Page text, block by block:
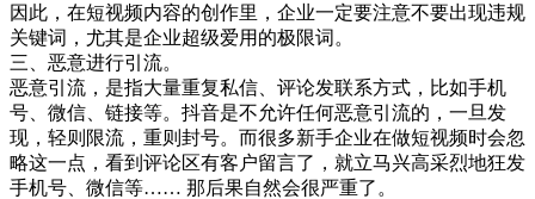
因此，在短视频内容的创作里，企业一定要注意不要出现违规
关键词，尤其是企业超级爱用的极限词。
三、恶意进行引流。
恶意引流，是指大量重复私信、评论发联系方式，比如手机
号、微信、链接等。抖音是不允许任何恶意引流的，一旦发
现，轻则限流，重则封号。而很多新手企业在做短视频时会忽
略这一点，看到评论区有客户留言了，就立马兴高采烈地狂发
手机号、微信等…… 那后果自然会很严重了。